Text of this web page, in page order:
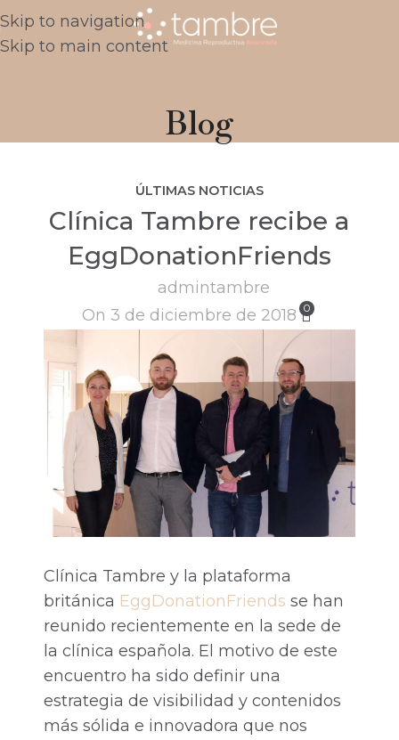
Skip to navigation
Skip to main content
Blog
ÚLTIMAS NOTICIAS
Clínica Tambre recibe a
EggDonationFriends
admintambre
On 3 de diciembre de 2018
0
Clínica Tambre y la plataforma
británica EggDonationFriends se han
reunido recientemente en la sede de
la clínica española. El motivo de este
encuentro ha sido definir una
estrategia de visibilidad y contenidos
más sólida e innovadora que nos